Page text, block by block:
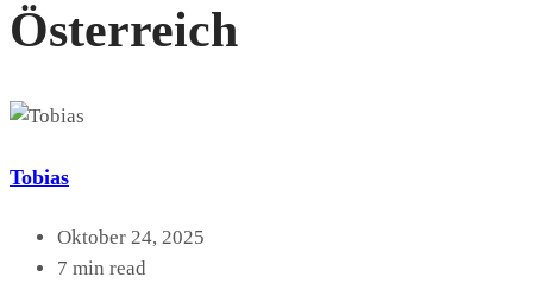
Österreich
Tobias
Oktober 24, 2025
7 min read